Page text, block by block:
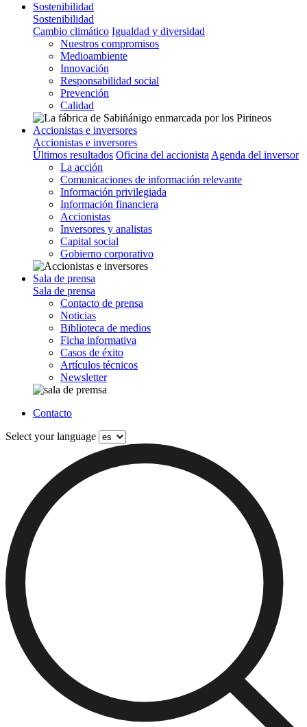
Sostenibilidad
Sostenibilidad
Cambio climático Igualdad y diversidad
Nuestros compromisos
Medioambiente
Innovación
Responsabilidad social
Prevención
Calidad
Accionistas e inversores
Accionistas e inversores
Últimos resultados Oficina del accionista Agenda del inversor
La acción
Comunicaciones de información relevante
Información privilegiada
Información financiera
Accionistas
Inversores y analistas
Capital social
Gobierno corporativo
Sala de prensa
Sala de prensa
Contacto de prensa
Noticias
Biblioteca de medios
Ficha informativa
Casos de éxito
Artículos técnicos
Newsletter
Contacto
Select your language